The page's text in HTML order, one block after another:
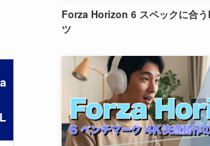
Forza Horizon 6 スペックに合う
ツ